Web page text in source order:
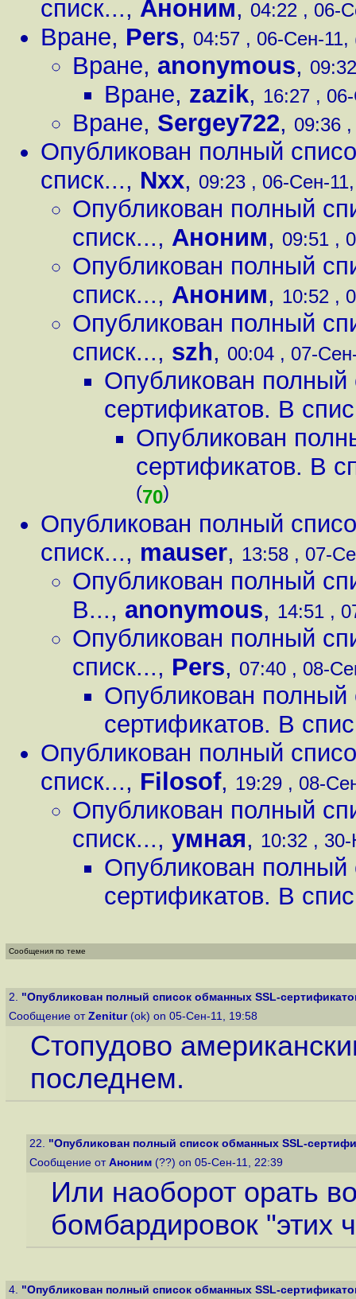
списк..., Аноним, 04:22 , 06-
Вране, Pers, 04:57 , 06-Сен-11,
Вране, anonymous,
Вране, zazik, 16:27 ,
Вране, Sergey722, 09:36
Опубликован полный
списк..., Nxx, 09:23 , 06-Сен-
Опубликован полный
списк..., Аноним, 09:51 ,
Опубликован полный
списк..., Аноним, 10:52 ,
Опубликован полный
списк..., szh, 00:04 , 07-
Опубликован
сертификатов. В
Опубликован
сертификатов. В
(70)
Опубликован полный
списк..., mauser, 13:58 , 07-
Опубликован полный
В..., anonymous, 14:51 ,
Опубликован полный
списк..., Pers, 07:40 , 08-
Опубликован
сертификатов. В
Опубликован полный
списк..., Filosof, 19:29 , 08-
Опубликован полный
списк..., умная, 10:32 ,
Опубликован
сертификатов. В
Сообщения по теме
2. "Опубликован полный список обманных SSL-
Сообщение от Zenitur(ok) on 05-Сен-11, 19:58
Стопудово
последнем.
22. "Опубликован полный список обманных SSL-
Сообщение от Аноним (??) on 05-Сен-11, 22:39
Или наоборот орать
бомбардировок "этих
4. "Опубликован полный список обманных SSL-